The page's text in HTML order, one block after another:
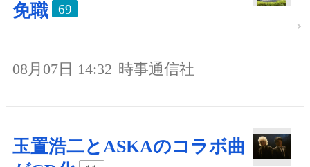
免職
69
08月07日 14:32 時事通信社
玉置浩二とASKAのコラボ曲